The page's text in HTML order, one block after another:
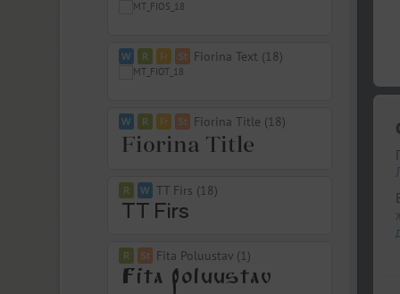
Fiorina Text (18)
Fiorina Title (18)
TT Firs (18)
Fita Poluustav (1)